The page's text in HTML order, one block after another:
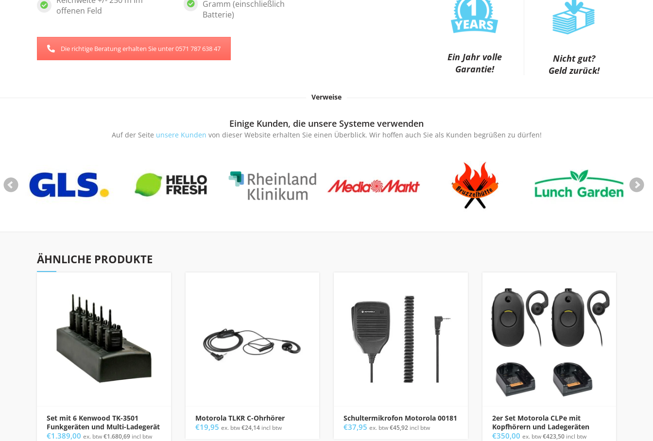
offenen Feld
Gramm (einschließlich
Batterie)
Die richtige Beratung erhalten Sie unter 0571 787 638 47
Ein Jahr volle
Garantie!
Nicht gut?
Geld zurück!
Verweise
Einige Kunden, die unsere Systeme verwenden
Auf der Seite unsere Kunden von dieser Website erhalten Sie einen Überblick. Wir hoffen auch Sie als Kunden begrüßen zu dürfen!
ÄHNLICHE PRODUKTE
Set mit 6 Kenwood TK-3501
Funkgeräten und Multi-Ladegerät
€1.389,00 ex. btw€1.680,69 incl btw
Motorola TLKR C-Ohrhörer
€19,95 ex. btw€24,14incl btw
Schultermikrofon Motorola 00181
€37,95 ex. btw€45,92 incl btw
2er Set Motorola CLPe mit
Kopfhörern und Ladegeräten
€350,00 ex. btw€423,50incl btw